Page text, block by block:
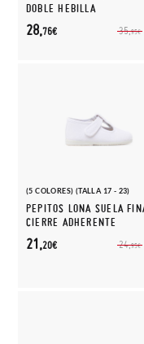
DOBLE HEBILLA
35,95€
28,76€
(5 COLORES) (TALLA 17 - 23)
PEPITOS LONA SUELA
CIERRE ADHERENTE
24,95€
21,20€